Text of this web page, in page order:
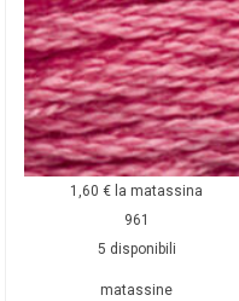
1,60€ la matassina
961
5 disponibili
matassine